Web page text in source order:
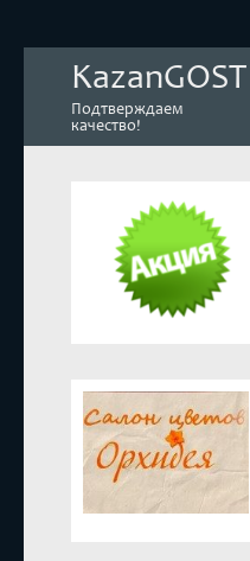
KazanGOST
Подтверждаем
качество!
Контрольная закупка
Дегустации. Экспертиза
Экспертное мнение
Корпоративные блоги